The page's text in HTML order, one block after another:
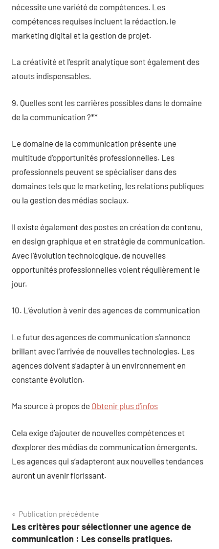
nécessite une variété de compétences. Les
compétences requises incluent la rédaction, le
marketing digital et la gestion de projet.
La créativité et l’esprit analytique sont également des
atouts indispensables.
9. Quelles sont les carrières possibles dans le domaine
de la communication ?**
Le domaine de la communication présente une
multitude d’opportunités professionnelles. Les
professionnels peuvent se spécialiser dans des
domaines tels que le marketing, les relations publiques
ou la gestion des médias sociaux.
Il existe également des postes en création de contenu,
en design graphique et en stratégie de communication.
Avec l’évolution technologique, de nouvelles
opportunités professionnelles voient régulièrement le
jour.
10. L’évolution à venir des agences de communication
Le futur des agences de communication s’annonce
brillant avec l’arrivée de nouvelles technologies. Les
agences doivent s’adapter à un environnement en
constante évolution.
Ma source à propos de Obtenir plus d’infos
Cela exige d’ajouter de nouvelles compétences et
d’explorer des médias de communication émergents.
Les agences qui s’adapteront aux nouvelles tendances
auront un avenir florissant.
Navigation
de
Publication précédente
Les critères pour sélectionner une agence de
communication : Les conseils pratiques.